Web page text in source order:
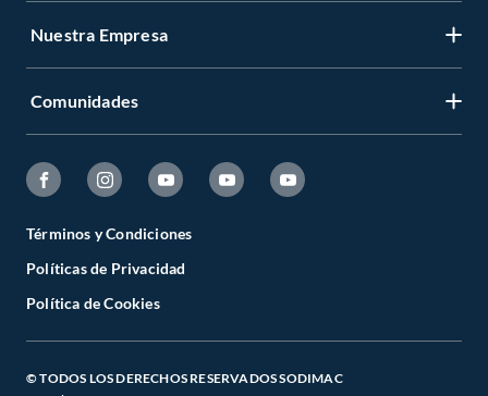
Nuestra Empresa
Comunidades
Términos y Condiciones
Políticas de Privacidad
Política de Cookies
© TODOS LOS DERECHOS RESERVADOS SODIMAC